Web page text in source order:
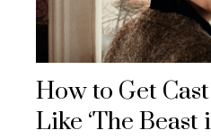
How to Get
Like ‘The Beast